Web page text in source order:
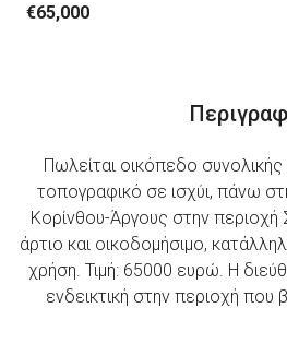
€65,000
Πωλείται οικόπεδο
τοπογραφικό σε ισχύι, πάνω
Κορίνθου-Άργους στην
άρτιο και οικοδομήσιμο,
χρήση. Τιμή: 65000 ευρώ. Η
ενδεικτική στην περιοχή που